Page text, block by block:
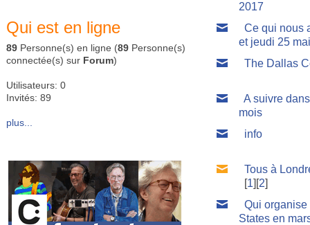
Qui est en ligne
89 Personne(s) en ligne (89 Personne(s)
connectée(s) sur Forum)
Utilisateurs: 0
Invités: 89
plus...
2017
Ce qui nous
et jeudi 25
The Dallas
A suivre
mois
info
Tous à
[1][2]
Qui
States en